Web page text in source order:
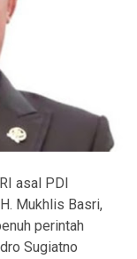
asal PDI
Mukhlis Basri,
perintah
Sugiatno